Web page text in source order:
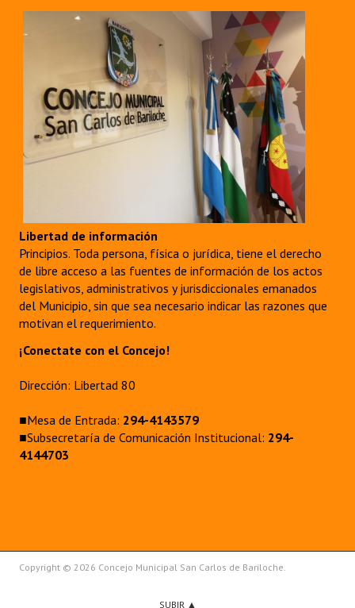
Registros y Distinciones
Datos Históricos
Premio al Mérito - Registro
Audiencias Públicas - Registro
Mujeres que Dejaron Huellas - Registro
Banca del Vecino - Registro
Huéspedes de Honor - Registro
Antiguos Pobladores - Registro
Reconocimientos - Registro
REFORMA DE LA CARTA ORGÁNICA
Libertad de información
Principios. Toda persona, física o jurídica, tiene el derecho
de libre acceso a las fuentes de información de los actos
legislativos, administrativos y jurisdiccionales emanados
del Municipio, sin que sea necesario indicar las razones que
motivan el requerimiento.
¡Conectate con el Concejo!
Dirección: Libertad 80
■Mesa de Entrada: 294-4143579
■Subsecretaría de Comunicación Institucional: 294-
4144703
Copyright © 2026 Concejo Municipal San Carlos de Bariloche.
SUBIR ▲